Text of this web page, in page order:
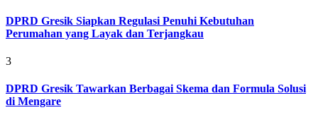
DPRD Gresik Siapkan Regulasi Penuhi Kebutuhan
Perumahan yang Layak dan Terjangkau
3
DPRD Gresik Tawarkan Berbagai Skema dan Formula Solusi
di Mengare